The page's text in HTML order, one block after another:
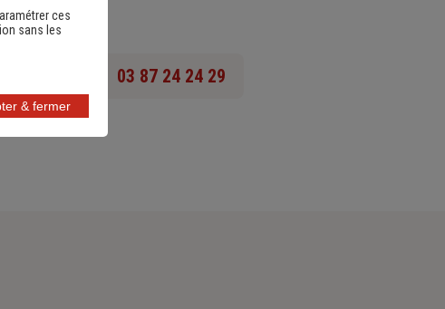
03 87 24 24 29
ces
sans les
& fermer